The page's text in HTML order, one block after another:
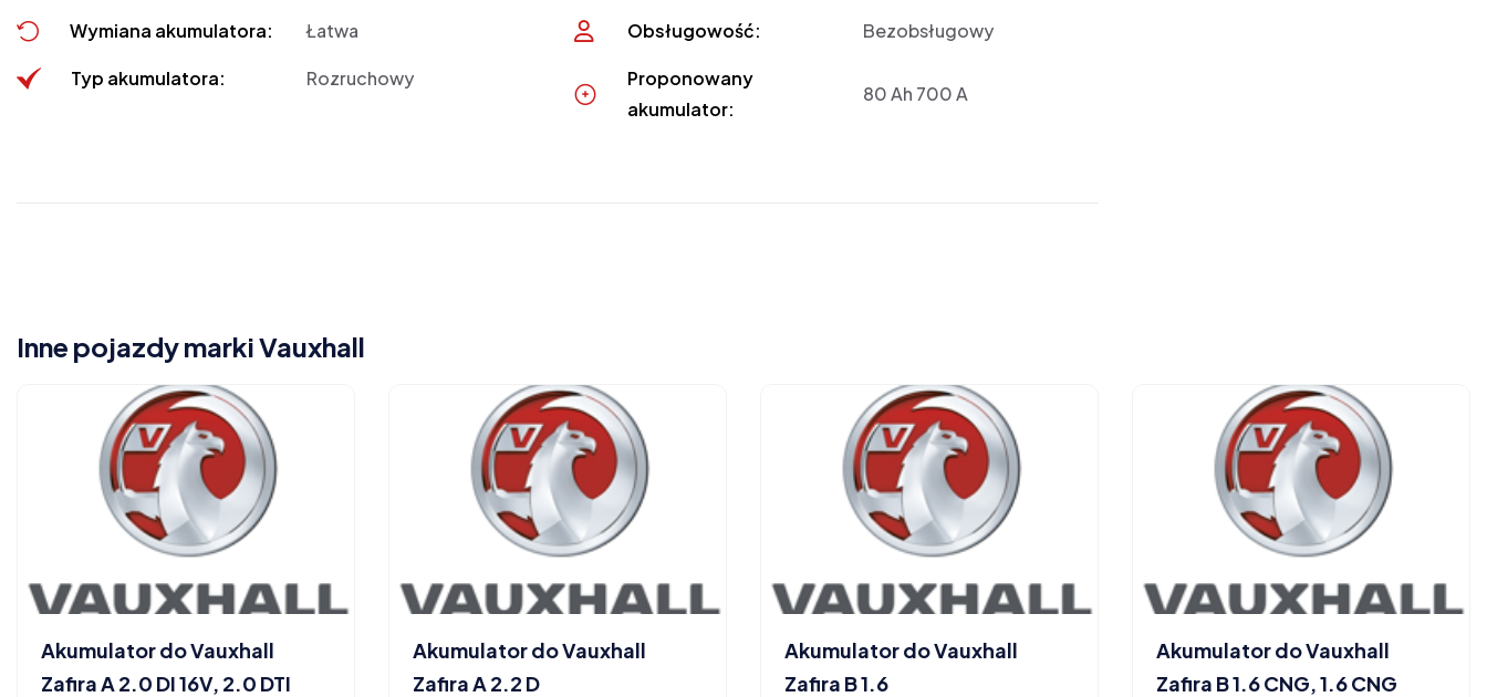
Wymiana akumulatora: Łatwa Obsługowość: Bezobsługowy
Typ akumulatora: Rozruchowy
Proponowany
akumulator:
80 Ah 700 A
Inne pojazdy marki Vauxhall
Akumulator do Vauxhall
Zafira A 2.0 DI 16V, 2.0 DTI
Akumulator do Vauxhall
Zafira A 2.2 D
Akumulator do Vauxhall
Zafira B 1.6
Akumulator do Vauxhall
Zafira B 1.6 CNG, 1.6 CNG